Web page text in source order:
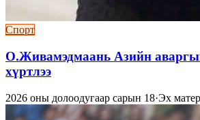
Спорт
О.Живамэдмаань Азийн
хүртлээ
2026 оны долоодугаар сарын 18·Эх